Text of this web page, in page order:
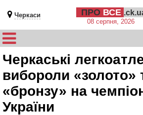
Черкаси ПРО ВСЕ
08 серпня, 2026
Черкаські
вибороли «золото»
«бронзу» на
України